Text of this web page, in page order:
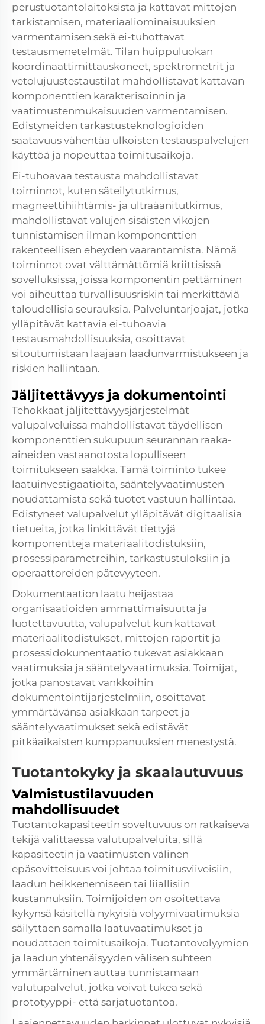
perustuotantolaitoksista ja kattavat mittojen
tarkistamisen, materiaaliominaisuuksien
varmentamisen sekä ei-tuhottavat
testausmenetelmät. Tilan huippuluokan
koordinaattimittauskoneet, spektrometrit ja
vetolujuustestaustilat mahdollistavat kattavan
komponenttien karakterisoinnin ja
vaatimustenmukaisuuden varmentamisen.
Edistyneiden tarkastusteknologioiden
saatavuus vähentää ulkoisten testauspalvelujen
käyttöä ja nopeuttaa toimitusaikoja.
Ei-tuhoavaa testausta mahdollistavat
toiminnot, kuten säteilytutkimus,
magneettihiihtämis- ja ultraäänitutkimus,
mahdollistavat valujen sisäisten vikojen
tunnistamisen ilman komponenttien
rakenteellisen eheyden vaarantamista. Nämä
toiminnot ovat välttämättömiä kriittisissä
sovelluksissa, joissa komponentin pettäminen
voi aiheuttaa turvallisuusriskin tai merkittäviä
taloudellisia seurauksia. Palveluntarjoajat, jotka
ylläpitävät kattavia ei-tuhoavia
testausmahdollisuuksia, osoittavat
sitoutumistaan laajaan laadunvarmistukseen ja
riskien hallintaan.
Jäljitettävyys ja dokumentointi
Tehokkaat jäljitettävyysjärjestelmät
valupalveluissa mahdollistavat täydellisen
komponenttien sukupuun seurannan raaka-
aineiden vastaanotosta lopulliseen
toimitukseen saakka. Tämä toiminto tukee
laatuinvestigaatioita, sääntelyvaatimusten
noudattamista sekä tuotet vastuun hallintaa.
Edistyneet valupalvelut ylläpitävät digitaalisia
tietueita, jotka linkittävät tiettyjä
komponentteja materiaalitodistuksiin,
prosessiparametreihin, tarkastustuloksiin ja
operaattoreiden pätevyyteen.
Dokumentaation laatu heijastaa
organisaatioiden ammattimaisuutta ja
luotettavuutta, valupalvelut kun kattavat
materiaalitodistukset, mittojen raportit ja
prosessidokumentaatio tukevat asiakkaan
vaatimuksia ja sääntelyvaatimuksia. Toimijat,
jotka panostavat vankkoihin
dokumentointijärjestelmiin, osoittavat
ymmärtävänsä asiakkaan tarpeet ja
sääntelyvaatimukset sekä edistävät
pitkäaikaisten kumppanuuksien menestystä.
Tuotantokyky ja skaalautuvuus
Valmistustilavuuden
mahdollisuudet
Tuotantokapasiteetin soveltuvuus on ratkaiseva
tekijä valittaessa valutupalveluita, sillä
kapasiteetin ja vaatimusten välinen
epäsovitteisuus voi johtaa toimitusviiveisiin,
laadun heikkenemiseen tai liiallisiin
kustannuksiin. Toimijoiden on osoitettava
kykynsä käsitellä nykyisiä volyymivaatimuksia
säilyttäen samalla laatuvaatimukset ja
noudattaen toimitusaikoja. Tuotantovolyymien
ja laadun yhtenäisyyden välisen suhteen
ymmärtäminen auttaa tunnistamaan
valutupalvelut, jotka voivat tukea sekä
prototyyppi- että sarjatuotantoa.